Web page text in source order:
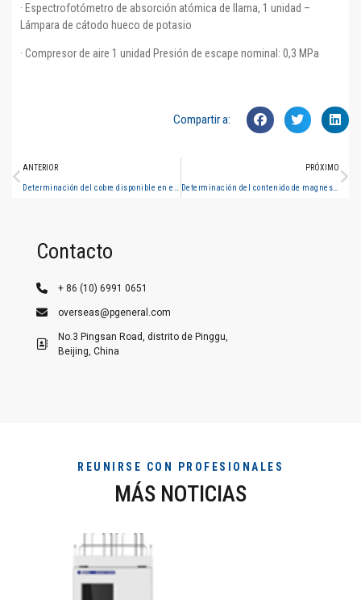
· Espectrofotómetro de absorción atómica de llama, 1 unidad –
Lámpara de cátodo hueco de potasio
· Compresor de aire 1 unidad Presión de escape nominal: 0,3 MPa
Compartir a:
ANTERIOR
Determinación del cobre disponible en el suelo (espectrometría de absorción atómica de llama)
PRÓXIMO
Determinación del contenido de magnesio intercambiable en el suelo
Contacto
+ 86 (10) 6991 0651
overseas@pgeneral.com
No.3 Pingsan Road, distrito de Pinggu,
Beijing, China
REUNIRSE CON PROFESIONALES
MÁS NOTICIAS